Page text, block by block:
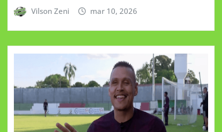
Vilson Zeni mar 10, 2026